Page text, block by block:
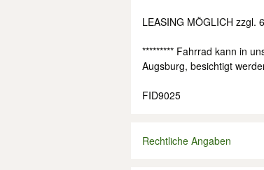
LEASING MÖGLICH zzgl.
********* Fahrrad kann in
Augsburg, besichtigt
FID9025
Rechtliche Angaben